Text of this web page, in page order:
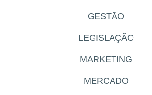
GESTÃO
LEGISLAÇÃO
MARKETING
MERCADO